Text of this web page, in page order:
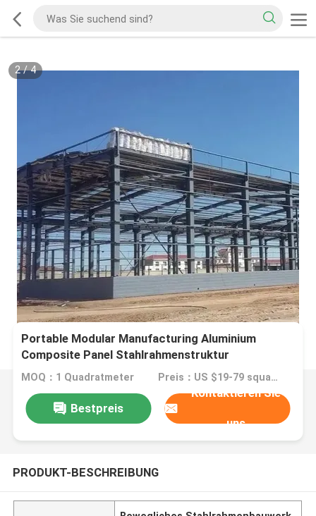
2/4
Portable Modular Manufacturing Aluminium
Composite Panel Stahlrahmenstruktur
MOQ：1 Quadratmeter Preis：US $19-79 square meter
Bestpreis
Kontaktieren Sie
uns
PRODUKT-BESCHREIBUNG